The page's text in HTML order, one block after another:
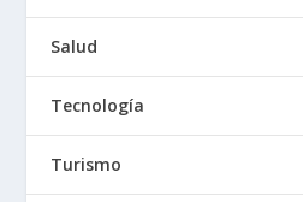
Salud
Tecnología
Turismo